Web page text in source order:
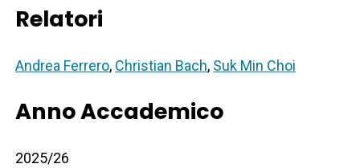
Relatori
Andrea Ferrero, Christian Bach, Suk Min Choi
Anno Accademico
2025/26